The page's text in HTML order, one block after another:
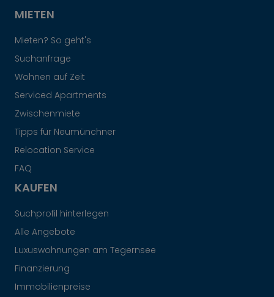
MIETEN
Mieten? So geht's
Suchanfrage
Wohnen auf Zeit
Serviced Apartments
Zwischenmiete
Tipps für Neumünchner
Relocation Service
FAQ
KAUFEN
Suchprofil hinterlegen
Alle Angebote
Luxuswohnungen am Tegernsee
Finanzierung
Immobilienpreise